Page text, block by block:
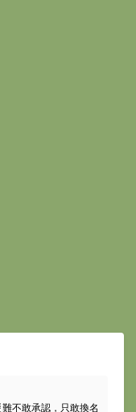
不敢承認，只敢換名